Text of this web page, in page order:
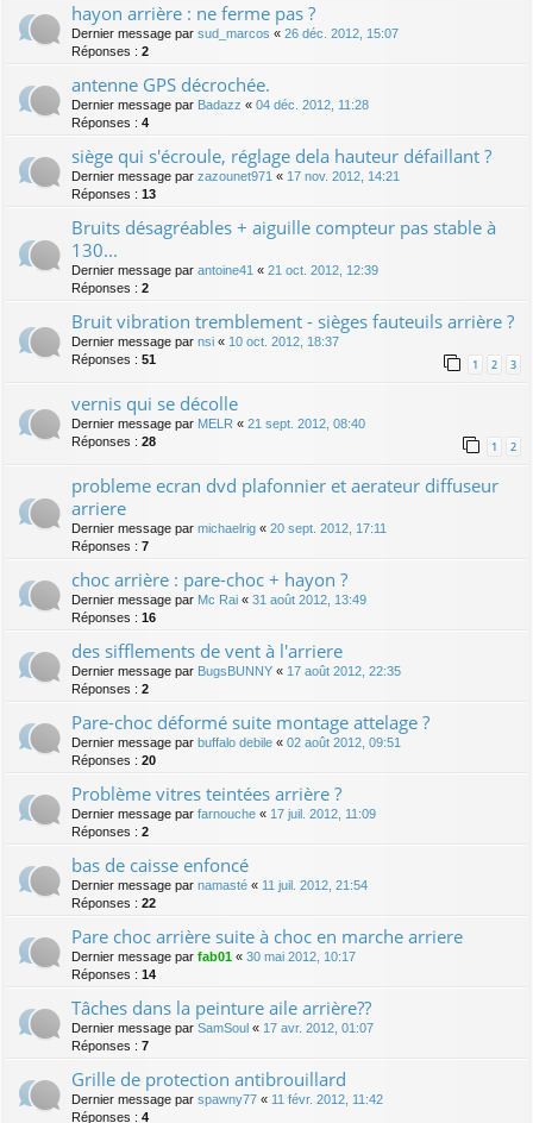
hayon arrière : ne ferme pas ?
Dernier message par sud_marcos « 26 déc. 2012, 15:07
Réponses : 2
antenne GPS décrochée.
Dernier message par Badazz « 04 déc. 2012, 11:28
Réponses : 4
siège qui s'écroule, réglage dela hauteur défaillant ?
Dernier message par zazounet971 « 17 nov. 2012, 14:21
Réponses : 13
Bruits désagréables + aiguille compteur pas stable à
130...
Dernier message par antoine41 « 21 oct. 2012, 12:39
Réponses : 2
Bruit vibration tremblement - sièges fauteuils arrière ?
Dernier message par nsi « 10 oct. 2012, 18:37
Réponses : 51 1 2 3
vernis qui se décolle
Dernier message par MELR « 21 sept. 2012, 08:40
Réponses : 28 1 2
probleme ecran dvd plafonnier et aerateur diffuseur
arriere
Dernier message par michaelrig « 20 sept. 2012, 17:11
Réponses : 7
choc arrière : pare-choc + hayon ?
Dernier message par Mc Rai « 31 août 2012, 13:49
Réponses : 16
des sifflements de vent à l'arriere
Dernier message par BugsBUNNY « 17 août 2012, 22:35
Réponses : 2
Pare-choc déformé suite montage attelage ?
Dernier message par buffalo debile « 02 août 2012, 09:51
Réponses : 20
Problème vitres teintées arrière ?
Dernier message par farnouche « 17 juil. 2012, 11:09
Réponses : 2
bas de caisse enfoncé
Dernier message par namasté « 11 juil. 2012, 21:54
Réponses : 22
Pare choc arrière suite à choc en marche arriere
Dernier message par fab01 « 30 mai 2012, 10:17
Réponses : 14
Tâches dans la peinture aile arrière??
Dernier message par SamSoul « 17 avr. 2012, 01:07
Réponses : 7
Grille de protection antibrouillard
Dernier message par spawny77 « 11 févr. 2012, 11:42
Réponses : 4